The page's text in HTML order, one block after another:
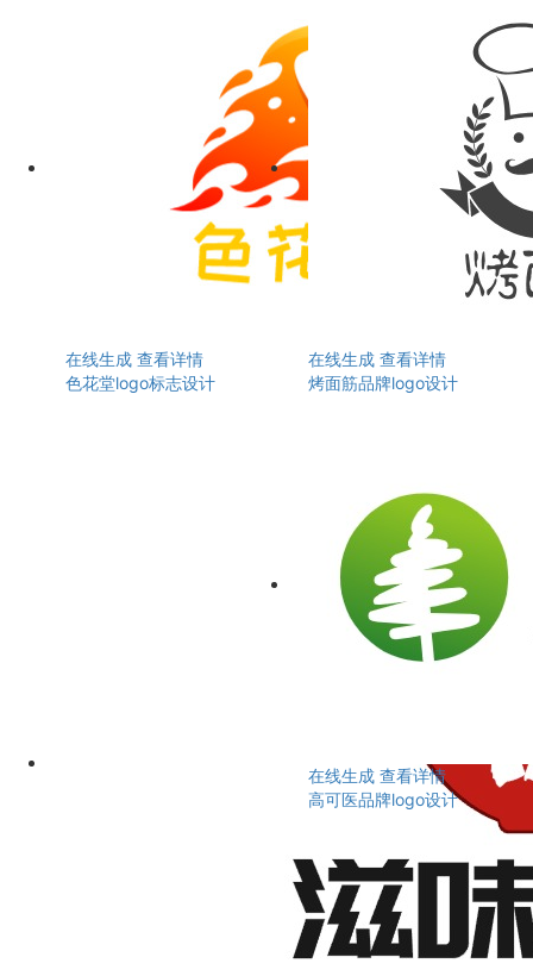
在线生成 查看详情
色花堂logo标志设计
在线生成 查看详情
烤面筋品牌logo设计
在线生成 查看详情
高可医品牌logo设计